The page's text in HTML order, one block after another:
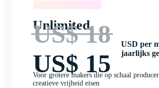
Unlimited
US$ 18
US$ 15
USD per
jaarlijks
Voor grotere makers die op schaal
creatieve vrijheid eisen